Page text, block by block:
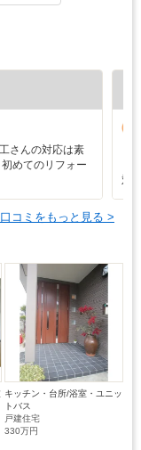
さんの対応は素
めてのリフォー
対
コミをもっと見る >
キッチン・台所/浴室・ユニッ
トバス
戸建住宅
330万円